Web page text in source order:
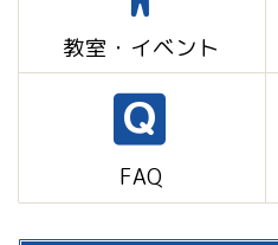
教室・イベント
FAQ